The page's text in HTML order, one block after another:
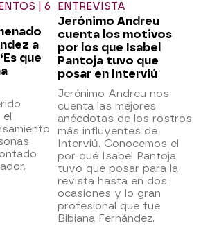
| 6
a
que
ENTREVISTA
Jerónimo Andreu
cuenta los motivos
por los que Isabel
Pantoja tuvo que
posar en Interviú
Jerónimo Andreu nos
cuenta las mejores
anécdotas de los rostros
más influyentes de
Interviú. Conocemos el
por qué Isabel Pantoja
tuvo que posar para la
revista hasta en dos
ocasiones y lo gran
profesional que fue
Bibiana Fernández.